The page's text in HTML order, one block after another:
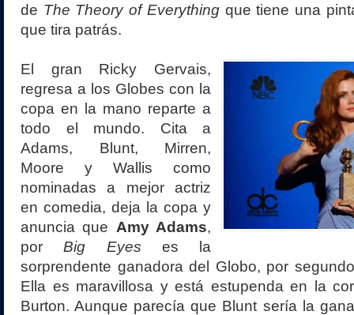
de The Theory of Everythingque tiene una
que tira patrás.
El gran Ricky Gervais,
regresa a los Globes con la
copa en la mano reparte a
todo el mundo. Cita a
Adams, Blunt, Mirren,
Moore y Wallis como
nominadas a mejor actriz
en comedia, deja la copa y
anuncia que Amy Adams,
porBig Eyes es la
sorprendente ganadora del Globo, por
Ella es maravillosa y está estupenda en la
Burton. Aunque parecía que Blunt sería la